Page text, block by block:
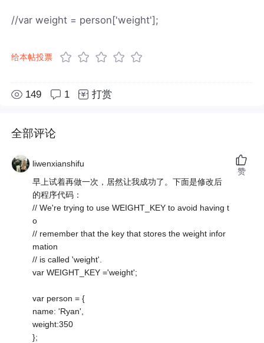
//var weight = person['weight'];
给本帖投票
149 1 打赏
全部评论
liwenxianshifu
早上试着再做一次，居然让我成功了。下面是修改后
的程序代码：
// We're trying to use WEIGHT_KEY to avoid having t
o
// remember that the key that stores the weight infor
mation
// is called 'weight'.
var WEIGHT_KEY ='weight';
var person = {
name: 'Ryan',
weight:350
};
赞